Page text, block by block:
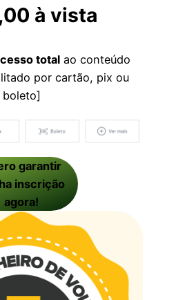
à vista
totalao conteúdo
por cartão, pix ou
boleto]
garantir
inscrição
agora!